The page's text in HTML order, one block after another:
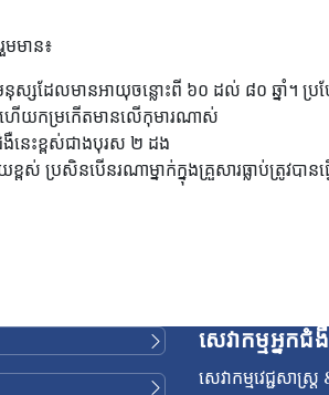
មមាន៖
ស្សដែលមានអាយុចន្លោះពី ៦០ ដល់ ៨០ ឆ្នាំ។ ប្
ហើយកម្រកើតមានលើកុមារណាស់
នេះខ្ពស់ជាងបុរស ២ ដង
ពស់ ប្រសិនបើនរណាម្នាក់ក្នុងគ្រួសារធ្លាប់ត្រូវបានធ្
សេវាកម្មអ្នកជំងឺ
សេវាកម្មវេជ្ជសាស្